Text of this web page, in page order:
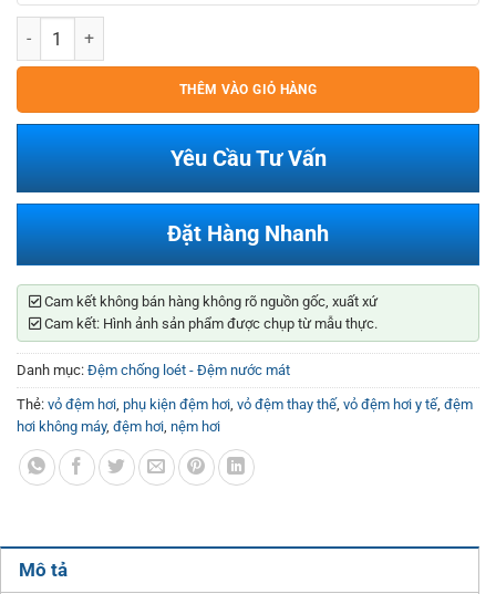
Vỏ Đệm Hơi Thay Thế (Không Máy) số lượng
THÊM VÀO GIỎ HÀNG
Yêu Cầu Tư Vấn
Đặt Hàng Nhanh
Cam kết không bán hàng không rõ nguồn gốc, xuất xứ
Cam kết: Hình ảnh sản phẩm được chụp từ mẫu thực.
Danh mục: Đệm chống loét - Đệm nước mát
Thẻ: vỏ đệm hơi, phụ kiện đệm hơi, vỏ đệm thay thế, vỏ đệm hơi y tế, đệm
hơi không máy, đệm hơi, nệm hơi
Mô tả